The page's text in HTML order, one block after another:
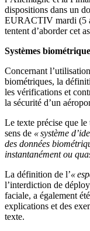
dispositions dans un
EURACTIV mardi (5
tentent d’aborder cet
Systèmes
Concernant
biométriques, la
les vérifications et
la sécurité d’un
Le texte précise que le
sens de « système
des données
instantanément ou
La définition de l’«
l’interdiction de
faciale, a également
explications et des
texte.